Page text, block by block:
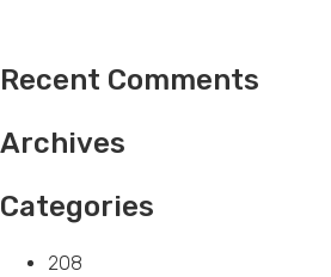
Recent Comments
Archives
Categories
208